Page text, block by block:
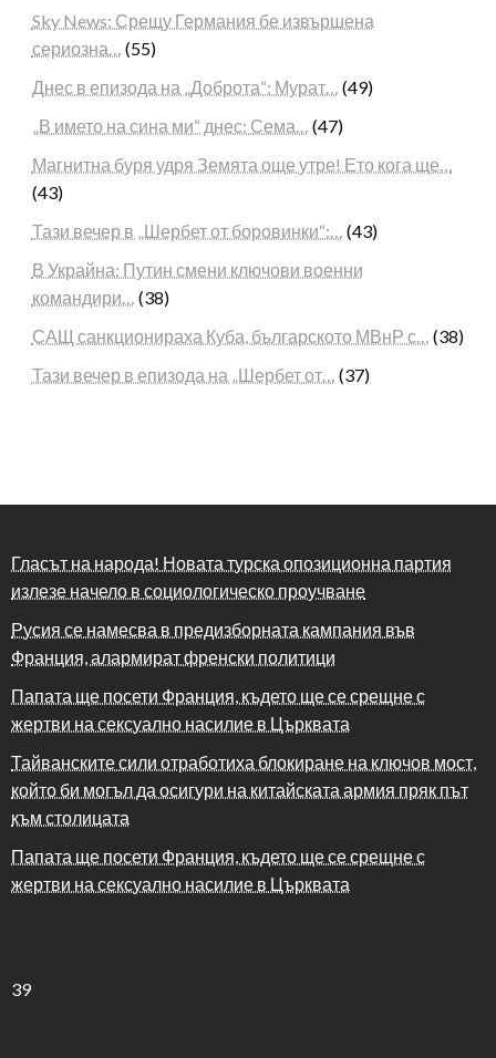
Sky News: Срещу Германия бе извършена
сериозна… (55)
Днес в епизода на „Доброта“: Мурат… (49)
„В името на сина ми“ днес: Сема… (47)
Магнитна буря удря Земята още утре! Ето кога ще…
(43)
Тази вечер в „Шербет от боровинки“:… (43)
В Украйна: Путин смени ключови военни
командири… (38)
САЩ санкционираха Куба, българското МВнР с… (38)
Тази вечер в епизода на „Шербет от… (37)
Гласът на народа! Новата турска опозиционна партия
излезе начело в социологическо проучване
Русия се намесва в предизборната кампания във
Франция, алармират френски политици
Папата ще посети Франция, където ще се срещне с
жертви на сексуално насилие в Църквата
Тайванските сили отработиха блокиране на ключов мост,
който би могъл да осигури на китайската армия пряк път
към столицата
Папата ще посети Франция, където ще се срещне с
жертви на сексуално насилие в Църквата
39